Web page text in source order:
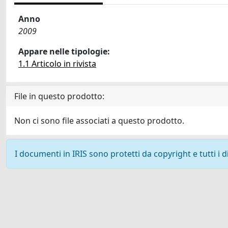
Anno
2009
Appare nelle tipologie:
1.1 Articolo in rivista
File in questo prodotto:
Non ci sono file associati a questo prodotto.
I documenti in IRIS sono protetti da copyright e tutti i